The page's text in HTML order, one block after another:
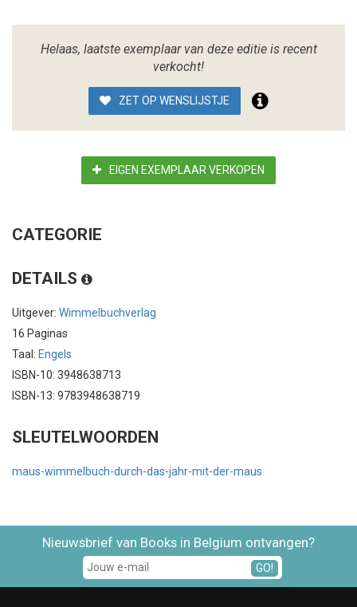
Helaas, laatste exemplaar van deze editie is recent
verkocht!
ZET OP WENSLIJSTJE
EIGEN EXEMPLAAR VERKOPEN
CATEGORIE
DETAILS
Uitgever: Wimmelbuchverlag
16 Paginas
Taal: Engels
ISBN-10: 3948638713
ISBN-13: 9783948638719
SLEUTELWOORDEN
maus-wimmelbuch-durch-das-jahr-mit-der-maus
Nieuwsbrief van Books in Belgium ontvangen?
GO!